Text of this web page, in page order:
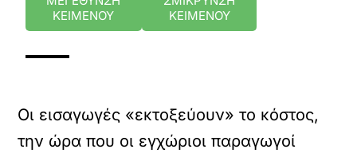
ΚΕΙΜΕΝΟΥ
ΚΕΙΜΕΝΟΥ
Οι εισαγωγές «εκτοξεύουν» το κόστος,
την ώρα που οι εγχώριοι παραγωγοί